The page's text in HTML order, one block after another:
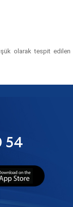
olarak tespit
54